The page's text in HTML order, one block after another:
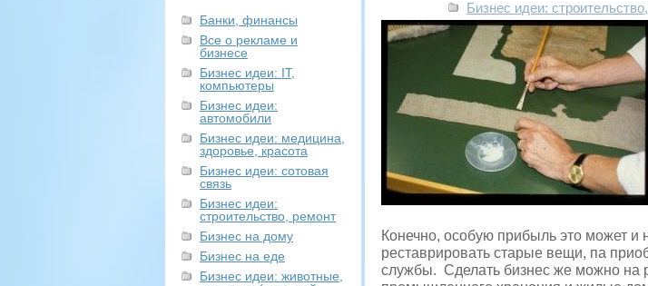
Банки, финансы
Все о рекламе и
бизнесе
Бизнес идеи: IT,
компьютеры
Бизнес идеи:
автомобили
Бизнес идеи: медицина,
здоровье, красота
Бизнес идеи: сотовая
связь
Бизнес идеи:
строительство, ремонт
Бизнес на дому
Бизнес на еде
Бизнес идеи: животные,
Бизнес идеи:
Конечно, особую прибыль это может и
реставрировать старые вещи, па
службы. Сделать бизнес же можно на